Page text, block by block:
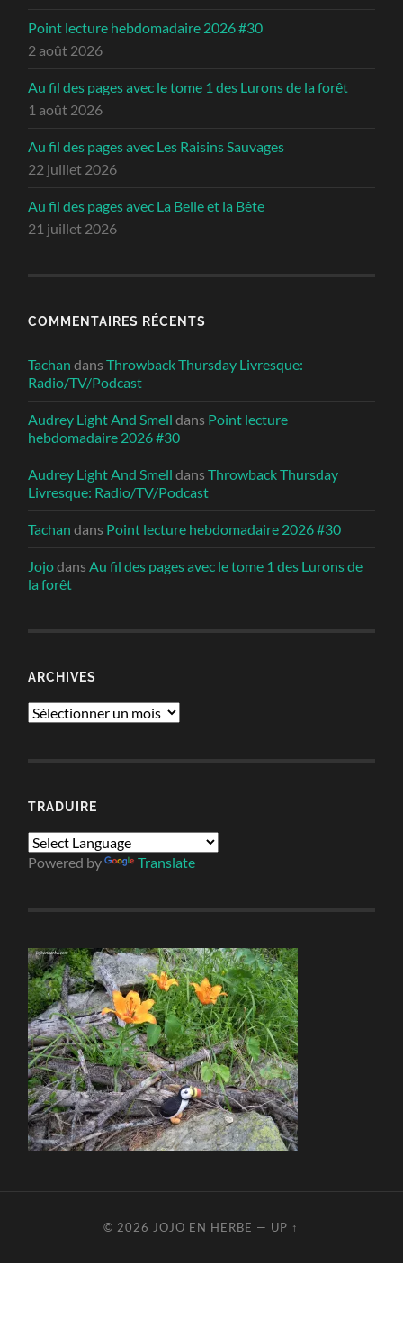
Point lecture hebdomadaire 2026 #30
2 août 2026
Au fil des pages avec le tome 1 des Lurons de la forêt
1 août 2026
Au fil des pages avec Les Raisins Sauvages
22 juillet 2026
Au fil des pages avec La Belle et la Bête
21 juillet 2026
COMMENTAIRES RÉCENTS
Tachan dansThrowback Thursday Livresque:
Radio/TV/Podcast
Audrey Light And Smell dans Point lecture
hebdomadaire 2026 #30
Audrey Light And Smell dansThrowback Thursday
Livresque: Radio/TV/Podcast
Tachan dans Point lecture hebdomadaire 2026 #30
Jojodans Au fil des pages avec le tome 1 des Lurons de
la forêt
ARCHIVES
Archives
TRADUIRE
Powered by Translate
© 2026 JOJO EN HERBE — UP ↑